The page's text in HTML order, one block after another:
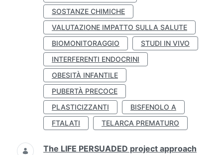
SOSTANZE CHIMICHE
VALUTAZIONE IMPATTO SULLA SALUTE
BIOMONITORAGGIO
STUDI IN VIVO
INTERFERENTI ENDOCRINI
OBESITÀ INFANTILE
PUBERTÀ PRECOCE
PLASTICIZZANTI
BISFENOLO A
FTALATI
TELARCA PREMATURO
The LIFE PERSUADED project approach